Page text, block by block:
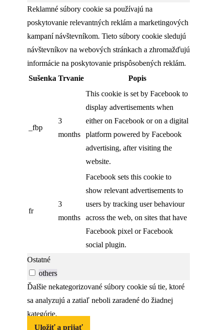
Reklamné súbory cookie sa používajú na
poskytovanie relevantných reklám a marketingových
kampaní návštevníkom. Tieto súbory cookie sledujú
návštevníkov na webových stránkach a zhromažďujú
informácie na poskytovanie prispôsobených reklám.
Sušenka Trvanie Popis
_fbp
3
months
This cookie is set by Facebook to
display advertisements when
either on Facebook or on a digital
platform powered by Facebook
advertising, after visiting the
website.
fr
3
months
Facebook sets this cookie to
show relevant advertisements to
users by tracking user behaviour
across the web, on sites that have
Facebook pixel or Facebook
social plugin.
Ostatné
others
Ďalšie nekategorizované súbory cookie sú tie, ktoré
sa analyzujú a zatiaľ neboli zaradené do žiadnej
kategórie.
Uložiť a prijať